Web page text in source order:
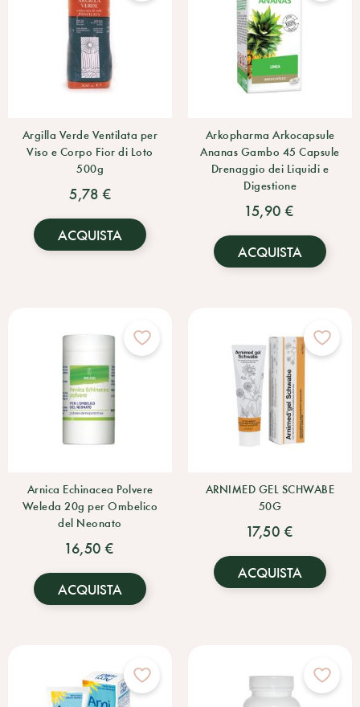
Argilla Verde Ventilata per
Viso e Corpo Fior di Loto
500g
5,78 €
ACQUISTA
Arkopharma Arkocapsule
Ananas Gambo 45 Capsule
Drenaggio dei Liquidi e
Digestione
15,90 €
ACQUISTA
Arnica Echinacea Polvere
Weleda 20g per Ombelico
del Neonato
16,50 €
ACQUISTA
ARNIMED GEL SCHWABE
50G
17,50 €
ACQUISTA